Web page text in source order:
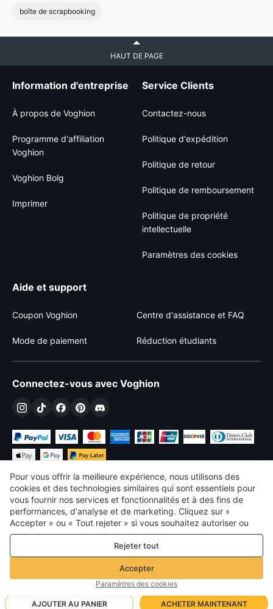
boîte de scrapbooking
AJOUTER AU PANIER ACHETER MAINTENANT
HAUT DE PAGE
Information d'entreprise
À propos de Voghion
Programme d'affiliation
Voghion
Voghion Bolg
Imprimer
Service Clients
Contactez-nous
Politique d'expédition
Politique de retour
Politique de remboursement
Politique de propriété
intellectuelle
Paramètres des cookies
Aide et support
Coupon Voghion Centre d'assistance et FAQ
Mode de paiement Réduction étudiants
Connectez-vous avec Voghion
€ EUR France
©2026 Voghion
termes et conditions
Politique de confidentialité et de cookies
Règles communautaires
Pour vous offrir la meilleure expérience, nous utilisons des
cookies et des technologies similaires qui sont essentiels pour
vous fournir nos services et fonctionnalités et à des fins de
performances, d'analyse et de marketing. Cliquez sur «
Accepter » ou « Tout rejeter » si vous souhaitez autoriser ou
refuser tout. cookies à des fins de performance, d’analyse et
de marketing. Pour plus de détails, consultez notre
confidentialité et de cookies
Rejeter tout
Accepter
Paramètres des cookies